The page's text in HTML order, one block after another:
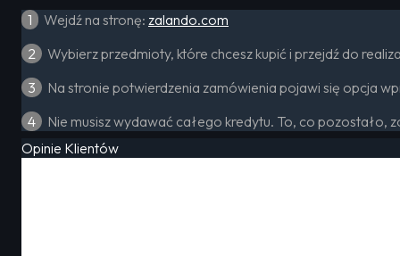
1
Wejdź na stronę: zalando.com
2
Wybierz przedmioty, które chcesz kupić i przejdź do
3
Na stronie potwierdzenia zamówienia pojawi się opcja
4
Nie musisz wydawać całego kredytu. To, co pozostało,
Opinie Klientów